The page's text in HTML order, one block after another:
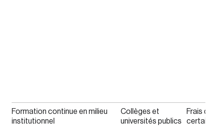
Formation continue en milieu
institutionnel
Collèges et
universités publics
Frais de